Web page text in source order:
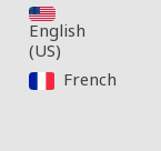
English
(US)‎
French‎